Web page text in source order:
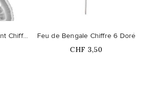
Ballon Aluminium Argent Chiffre 6
Feu de Bengale Chiffre 6 Doré
Prix
CHF 3,50